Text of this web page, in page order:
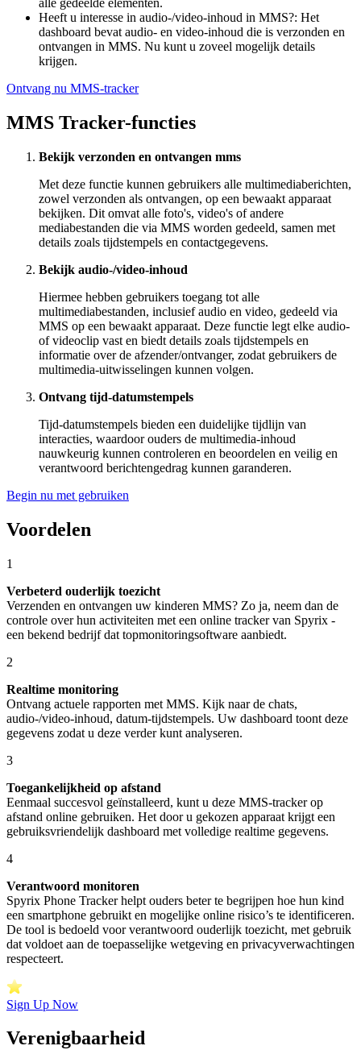
alle gedeelde elementen.
Heeft u interesse in audio-/video-inhoud in MMS?: Het
dashboard bevat audio- en video-inhoud die is verzonden en
ontvangen in MMS. Nu kunt u zoveel mogelijk details
krijgen.
Ontvang nu MMS-tracker
MMS Tracker-functies
Bekijk verzonden en ontvangen mms
Met deze functie kunnen gebruikers alle multimediaberichten,
zowel verzonden als ontvangen, op een bewaakt apparaat
bekijken. Dit omvat alle foto's, video's of andere
mediabestanden die via MMS worden gedeeld, samen met
details zoals tijdstempels en contactgegevens.
Bekijk audio-/video-inhoud
Hiermee hebben gebruikers toegang tot alle
multimediabestanden, inclusief audio en video, gedeeld via
MMS op een bewaakt apparaat. Deze functie legt elke audio-
of videoclip vast en biedt details zoals tijdstempels en
informatie over de afzender/ontvanger, zodat gebruikers de
multimedia-uitwisselingen kunnen volgen.
Ontvang tijd-datumstempels
Tijd-datumstempels bieden een duidelijke tijdlijn van
interacties, waardoor ouders de multimedia-inhoud
nauwkeurig kunnen controleren en beoordelen en veilig en
verantwoord berichtengedrag kunnen garanderen.
Begin nu met gebruiken
Voordelen
1
Verbeterd ouderlijk toezicht
Verzenden en ontvangen uw kinderen MMS? Zo ja, neem dan de
controle over hun activiteiten met een online tracker van Spyrix -
een bekend bedrijf dat topmonitoringsoftware aanbiedt.
2
Realtime monitoring
Ontvang actuele rapporten met MMS. Kijk naar de chats,
audio-/video-inhoud, datum-tijdstempels. Uw dashboard toont deze
gegevens zodat u deze verder kunt analyseren.
3
Toegankelijkheid op afstand
Eenmaal succesvol geïnstalleerd, kunt u deze MMS-tracker op
afstand online gebruiken. Het door u gekozen apparaat krijgt een
gebruiksvriendelijk dashboard met volledige realtime gegevens.
4
Verantwoord monitoren
Spyrix Phone Tracker helpt ouders beter te begrijpen hoe hun kind
een smartphone gebruikt en mogelijke online risico’s te identificeren.
De tool is bedoeld voor verantwoord ouderlijk toezicht, met gebruik
dat voldoet aan de toepasselijke wetgeving en privacyverwachtingen
respecteert.
Sign Up Now
Verenigbaarheid